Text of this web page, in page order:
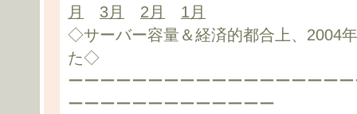
月
3月 2月
1月
◇サーバー容量＆経済的都合上、2004
た◇
ーーーーーーーーーーーーーーーーー
ーーーーーーーーーーーーー